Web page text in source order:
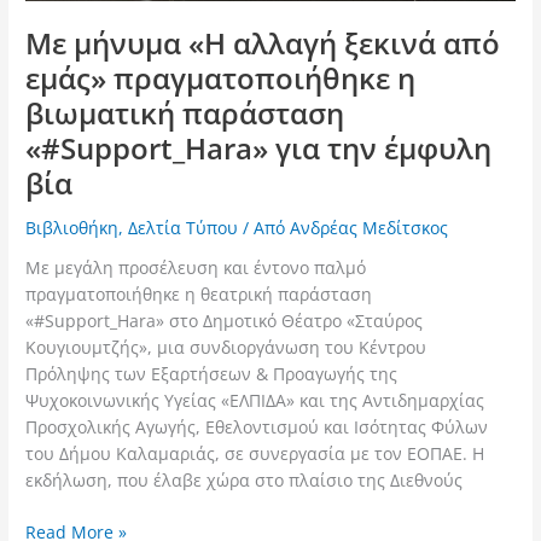
Με μήνυμα «Η αλλαγή ξεκινά από
εμάς» πραγματοποιήθηκε η
βιωματική παράσταση
«#Support_Hara» για την έμφυλη
βία
Βιβλιοθήκη,Δελτία Τύπου / ΑπόΑνδρέας Μεδίτσκος
Με μεγάλη προσέλευση και έντονο παλμό
πραγματοποιήθηκε η θεατρική παράσταση
«#Support_Hara» στο Δημοτικό Θέατρο «Σταύρος
Κουγιουμτζής», μια συνδιοργάνωση του Κέντρου
Πρόληψης των Εξαρτήσεων & Προαγωγής της
Ψυχοκοινωνικής Υγείας «ΕΛΠΙΔΑ» και της Αντιδημαρχίας
Προσχολικής Αγωγής, Εθελοντισμού και Ισότητας Φύλων
του Δήμου Καλαμαριάς, σε συνεργασία με τον ΕΟΠΑΕ. Η
εκδήλωση, που έλαβε χώρα στο πλαίσιο της Διεθνούς
βία
Read More »